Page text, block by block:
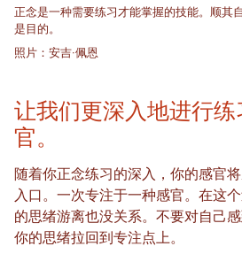
正念是一种需要练习才能掌握的技能。顺其
是目的。
照片：安吉·佩恩
让我们更深入地进行
官。
随着你正念练习的深入，你的感官
入口。一次专注于一种感官。在这
的思绪游离也没关系。不要对自己
你的思绪拉回到专注点上。